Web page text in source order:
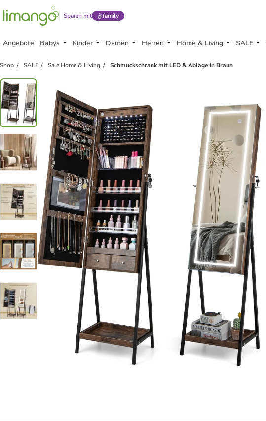
Sparen mit family
Angebote Babys Kinder Damen Herren Home & Living SALE
Shop SALE Sale Home & Living Schmuckschrank mit LED & Ablage in Braun